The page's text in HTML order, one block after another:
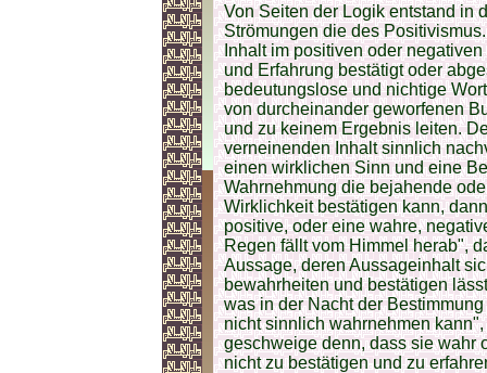
Von Seiten der Logik entstand in
Strömungen die des
Inhalt im positiven oder
und Erfahrung bestätigt oder
bedeutungslose und nichtige
von durcheinander geworfenen
und zu keinem Ergebnis leiten.
verneinenden Inhalt sinnlich
einen wirklichen Sinn und eine
Wahrnehmung die bejahende
Wirklichkeit bestätigen kann,
positive, oder eine wahre,
Regen fällt vom Himmel herab",
Aussage, deren Aussageinhalt
bewahrheiten und bestätigen
was in der Nacht der
nicht sinnlich wahrnehmen
geschweige denn, dass sie wahr
nicht zu bestätigen und zu